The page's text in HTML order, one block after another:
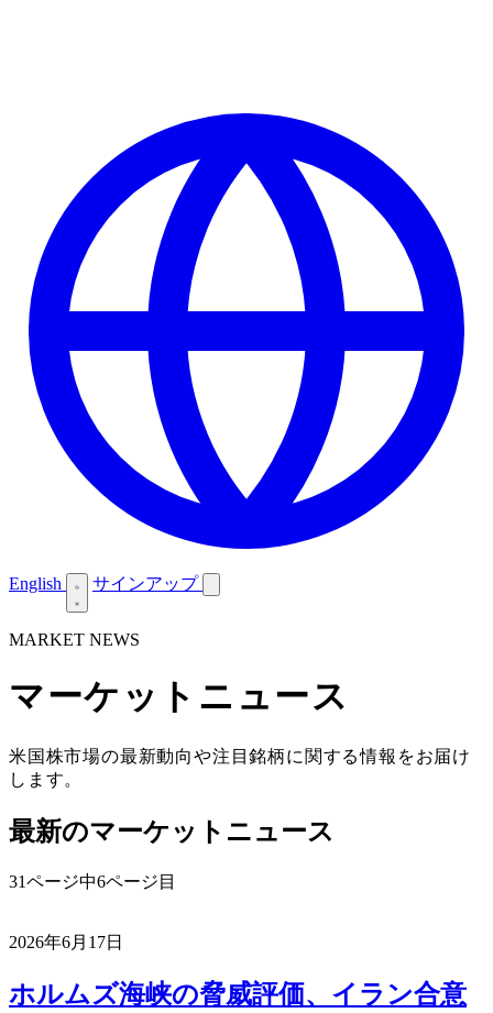
English サインアップ
MARKET NEWS
マーケットニュース
米国株市場の最新動向や注目銘柄に関する情報をお届け
します。
最新のマーケットニュース
31ページ中6ページ目
2026年6月17日
ホルムズ海峡の脅威評価、イラン合意